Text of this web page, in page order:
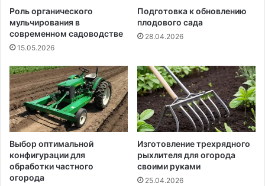
Роль органического
мульчирования в
современном садоводстве
15.05.2026
Подготовка к обновлению
плодового сада
28.04.2026
Выбор оптимальной
конфигурации для
обработки частного
огорода
Изготовление трехрядного
рыхлителя для огорода
своими руками
25.04.2026